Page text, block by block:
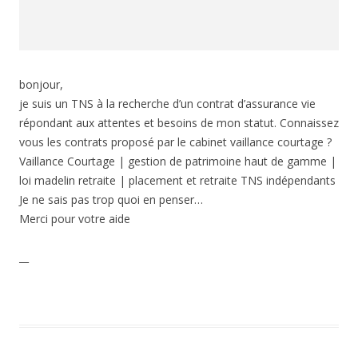
bonjour,
je suis un TNS à la recherche d’un contrat d’assurance vie
répondant aux attentes et besoins de mon statut. Connaissez
vous les contrats proposé par le cabinet vaillance courtage ?
Vaillance Courtage | gestion de patrimoine haut de gamme |
loi madelin retraite | placement et retraite TNS indépendants
Je ne sais pas trop quoi en penser…
Merci pour votre aide